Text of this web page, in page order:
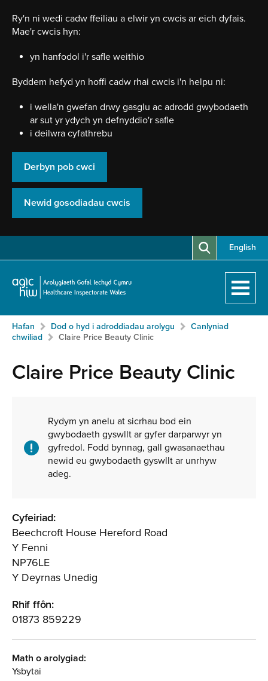
Ry'n ni wedi cadw ffeiliau a elwir yn cwcis ar eich dyfais.
Mae'r cwcis hyn:
yn hanfodol i'r safle weithio
Byddem hefyd yn hoffi cadw rhai cwcis i'n helpu ni:
i wella'n gwefan drwy gasglu ac adrodd gwybodaeth
ar sut yr ydych yn defnyddio'r safle
i deilwra cyfathrebu
Derbyn pob cwci
Newid gosodiadau cwcis
English
Hafan
Breadcrumb
Hafan Dod o hyd i adroddiadau arolygu
Canlyniad
chwiliad
Neidio
gynnwy:
Claire Price Beauty Clinic
Claire Price Beauty Clinic
gwasanaeth
Rydym yn anelu at sicrhau bod ein
gwybodaeth gyswllt ar gyfer darparwyr yn
gyfredol. Fodd bynnag, gall gwasanaethau
newid eu gwybodaeth gyswllt ar unrhyw
adeg.
Cyfeiriad:
Beechcroft House Hereford Road
Y Fenni
NP76LE
Y Deyrnas Unedig
Rhif ffôn:
01873 859229
Math o arolygiad:
Ysbytai